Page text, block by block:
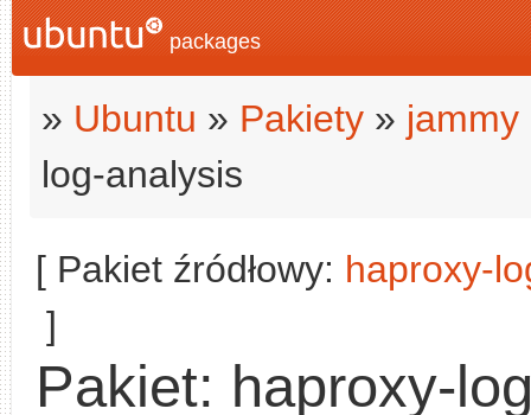
packages
» Ubuntu » Pakiety » jammy
log-analysis
[ Pakiet źródłowy: haproxy-
]
Pakiet: haproxy-